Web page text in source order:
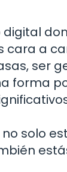
digital
cara a
ser
forma
solo